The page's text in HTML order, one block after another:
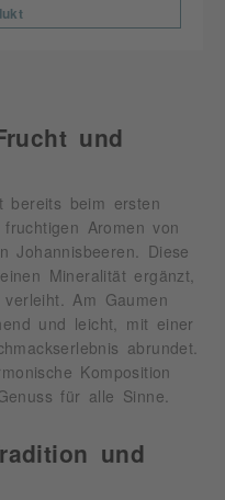
und
bereits beim ersten
Aromen von
Johannisbeeren. Diese
Mineralität ergänzt,
Am Gaumen
und leicht, mit einer
abrundet.
Komposition
für alle Sinne.
und